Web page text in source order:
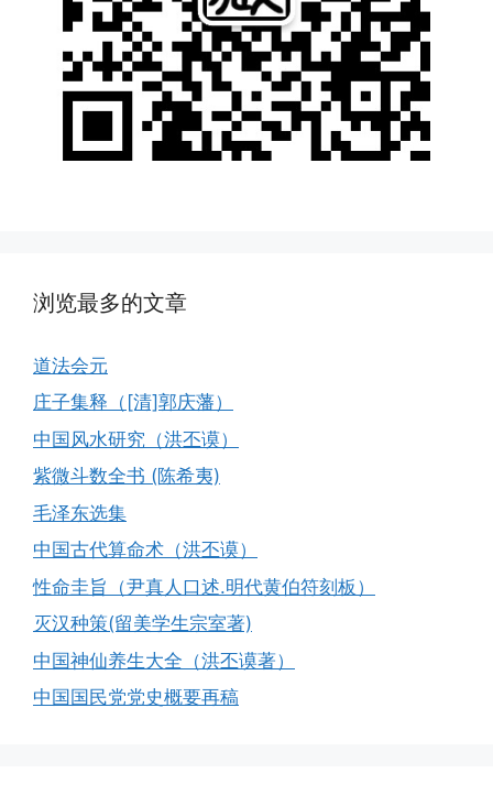
浏览最多的文章
道法会元
庄子集释（[清]郭庆藩）
中国风水研究（洪丕谟）
紫微斗数全书 (陈希夷)
毛泽东选集
中国古代算命术（洪丕谟）
性命圭旨（尹真人口述.明代黄伯符刻板）
灭汉种策(留美学生宗室著)
中国神仙养生大全（洪丕谟著）
中国国民党党史概要再稿